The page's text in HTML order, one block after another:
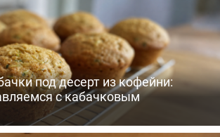
под десерт из кофейни:
с кабачковым